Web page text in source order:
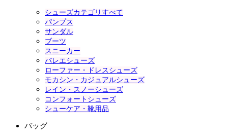
シューズカテゴリすべて
パンプス
サンダル
ブーツ
スニーカー
バレエシューズ
ローファー・ドレスシューズ
モカシン・カジュアルシューズ
レイン・スノーシューズ
コンフォートシューズ
シューケア・靴用品
バッグ